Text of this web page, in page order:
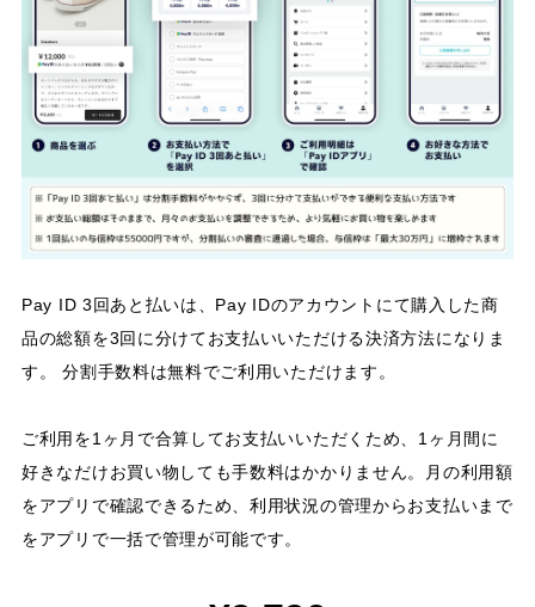
Pay ID 3回あと払いは、Pay IDのアカウントにて購入した商
品の総額を3回に分けてお支払いいただける決済方法になりま
す。 分割手数料は無料でご利用いただけます。
ご利用を1ヶ月で合算してお支払いいただくため、1ヶ月間に
好きなだけお買い物しても手数料はかかりません。月の利用額
をアプリで確認できるため、利用状況の管理からお支払いまで
をアプリで一括で管理が可能です。